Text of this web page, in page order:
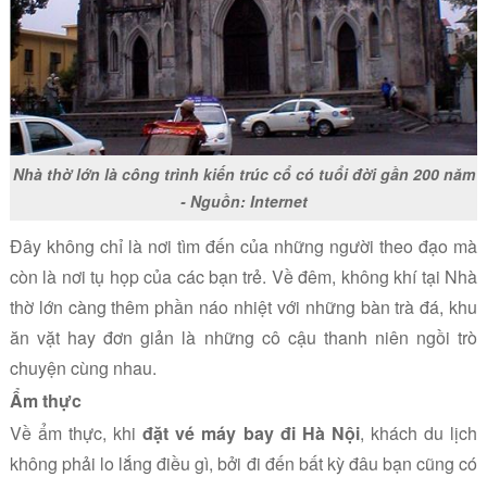
Nhà thờ lớn là công trình kiến trúc cổ có tuổi đời gần 200 năm
- Nguồn: Internet
Đây không chỉ là nơi tìm đến của những người theo đạo mà
còn là nơi tụ họp của các bạn trẻ. Về đêm, không khí tại Nhà
thờ lớn càng thêm phần náo nhiệt với những bàn trà đá, khu
ăn vặt hay đơn giản là những cô cậu thanh niên ngồi trò
chuyện cùng nhau.
Ẩm thực
Về ẩm thực, khiđặt vé máy bay đi Hà Nội, khách du lịch
không phải lo lắng điều gì, bởi đi đến bất kỳ đâu bạn cũng có